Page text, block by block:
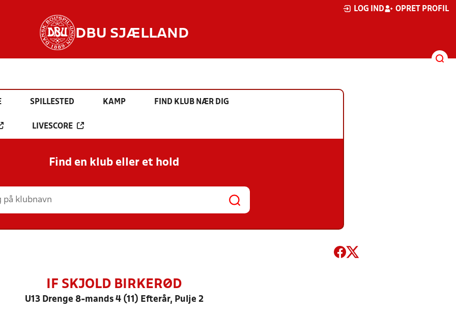
LOG IND OPRET PROFIL
DBU SJÆLLAND
SPILLESTED KAMP FIND KLUB NÆR DIG
LIVESCORE
Find en klub eller et hold
IF SKJOLD BIRKERØD
U13 Drenge 8-mands 4 (11) Efterår, Pulje 2